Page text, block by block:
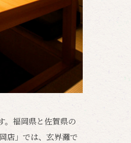
。福岡県と佐賀県の
店」では、玄界灘で